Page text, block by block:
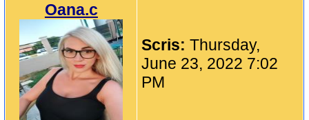
Oana.c
Scris:Thursday,
June 23, 2022 7:02
PM